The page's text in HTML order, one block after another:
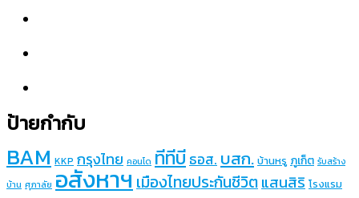
ป้ายกำกับ
BAM KKP กรุงไทย คอนโด ทีทีบีธอส. บสก. บ้านหรู ภูเก็ต รับสร้าง
บ้าน ศุภาลัย อสังหาฯเมืองไทยประกันชีวิตแสนสิริ โรงแรม